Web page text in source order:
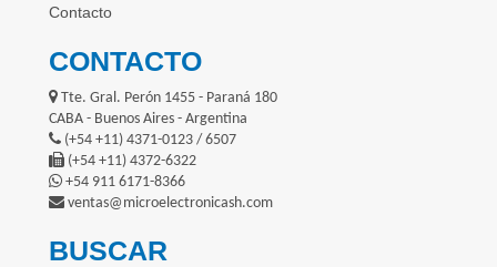
Contacto
CONTACTO
Tte. Gral. Perón 1455 - Paraná 180
CABA - Buenos Aires - Argentina
(+54 +11) 4371-0123 / 6507
(+54 +11) 4372-6322
+54 911 6171-8366
ventas@microelectronicash.com
BUSCAR